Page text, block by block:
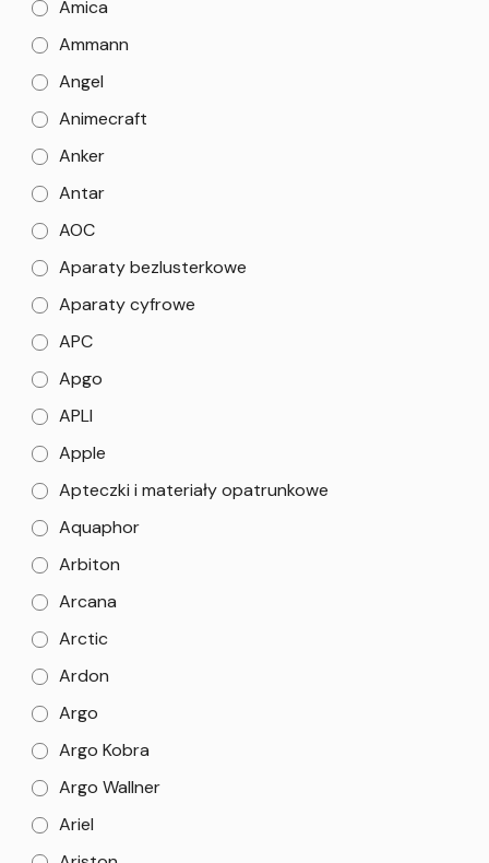
Amica
Ammann
Angel
Animecraft
Anker
Antar
AOC
Aparaty bezlusterkowe
Aparaty cyfrowe
APC
Apgo
APLI
Apple
Apteczki i materiały opatrunkowe
Aquaphor
Arbiton
Arcana
Arctic
Ardon
Argo
Argo Kobra
Argo Wallner
Ariel